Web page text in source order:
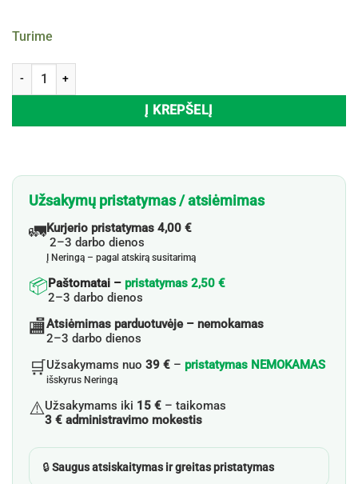
Turime
produkto kiekis: Pledas, 162x152 cm
Į KREPŠELĮ
Užsakymų pristatymas / atsiėmimas
🚛Kurjerio pristatymas 4,00 €
2–3 darbo dienos
Į Neringą – pagal atskirą susitarimą
📦Paštomatai – pristatymas 2,50 €
2–3 darbo dienos
🏬Atsiėmimas parduotuvėje – nemokamas
2–3 darbo dienos
🛒Užsakymams nuo 39 € – pristatymas NEMOKAMAS
išskyrus Neringą
⚠️Užsakymams iki 15 € – taikomas
3 € administravimo mokestis
🔒Saugus atsiskaitymas ir greitas pristatymas